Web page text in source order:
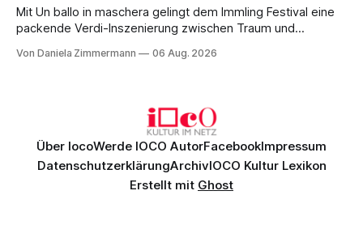
Mit Un ballo in maschera gelingt dem Immling Festival eine
packende Verdi-Inszenierung zwischen Traum und
psychologische Tiefe mit starken Bildern, getragen von
Von Daniela Zimmermann 06 Aug. 2026
Über IocoWerde IOCO AutorFacebookImpressum
DatenschutzerklärungArchivIOCO Kultur Lexikon
Erstellt mit Ghost